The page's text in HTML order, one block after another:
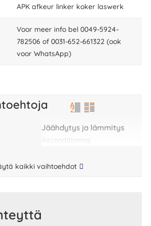
APK afkeur linker koker laswerk
Voor meer info bel 0049-5924-
782506 of 0031-652-661322 (ook
voor WhatsApp)
Jäähdytys ja lämmitys
airconditioning
kaikki vaihtoehdot